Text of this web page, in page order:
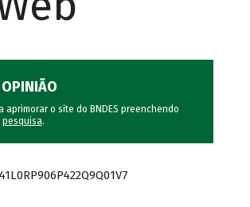
aprimorar o site do BNDES preenchendo
pesquisa.